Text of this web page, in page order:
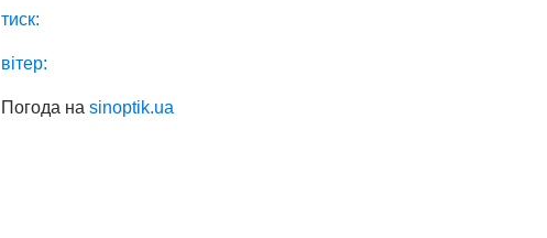
тиск:
вітер:
Погода наsinoptik.ua